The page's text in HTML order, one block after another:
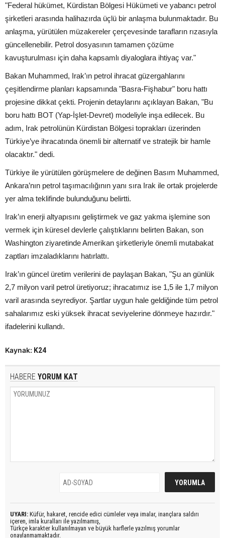
"Federal hükümet, Kürdistan Bölgesi Hükümeti ve yabancı petrol
şirketleri arasında halihazırda üçlü bir anlaşma bulunmaktadır. Bu
anlaşma, yürütülen müzakereler çerçevesinde tarafların rızasıyla
güncellenebilir. Petrol dosyasının tamamen çözüme
kavuşturulması için daha kapsamlı diyaloglara ihtiyaç var."
Bakan Muhammed, Irak’ın petrol ihracat güzergahlarını
çeşitlendirme planları kapsamında "Basra-Fişhabur" boru hattı
projesine dikkat çekti. Projenin detaylarını açıklayan Bakan, "Bu
boru hattı BOT (Yap-İşlet-Devret) modeliyle inşa edilecek. Bu
adım, Irak petrolünün Kürdistan Bölgesi toprakları üzerinden
Türkiye’ye ihracatında önemli bir alternatif ve stratejik bir hamle
olacaktır." dedi.
Türkiye ile yürütülen görüşmelere de değinen Basım Muhammed,
Ankara’nın petrol taşımacılığının yanı sıra Irak ile ortak projelerde
yer alma teklifinde bulunduğunu belirtti.
Irak’ın enerji altyapısını geliştirmek ve gaz yakma işlemine son
vermek için küresel devlerle çalıştıklarını belirten Bakan, son
Washington ziyaretinde Amerikan şirketleriyle önemli mutabakat
zaptları imzaladıklarını hatırlattı.
Irak’ın güncel üretim verilerini de paylaşan Bakan, "Şu an günlük
2,7 milyon varil petrol üretiyoruz; ihracatımız ise 1,5 ile 1,7 milyon
varil arasında seyrediyor. Şartlar uygun hale geldiğinde tüm petrol
sahalarımız eski yüksek ihracat seviyelerine dönmeye hazırdır."
ifadelerini kullandı.
Kaynak: K24
HABERE YORUM KAT
UYARI: Küfür, hakaret, rencide edici cümleler veya imalar, inançlara saldırı
içeren, imla kuralları ile yazılmamış,
Türkçe karakter kullanılmayan ve büyük harflerle yazılmış yorumlar
onaylanmamaktadır.